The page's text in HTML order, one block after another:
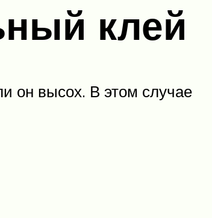
клей
он высох. В этом случае